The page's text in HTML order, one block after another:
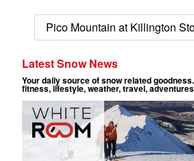
Pico Mountain at Killington